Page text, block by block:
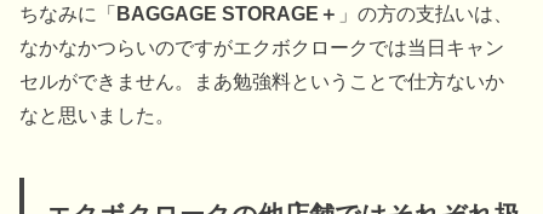
ちなみに「BAGGAGE STORAGE＋ 」の方の支払いは、
なかなかつらいのですがエクボクロークでは当日キャン
セルができません。まあ勉強料ということで仕方ないか
なと思いました。